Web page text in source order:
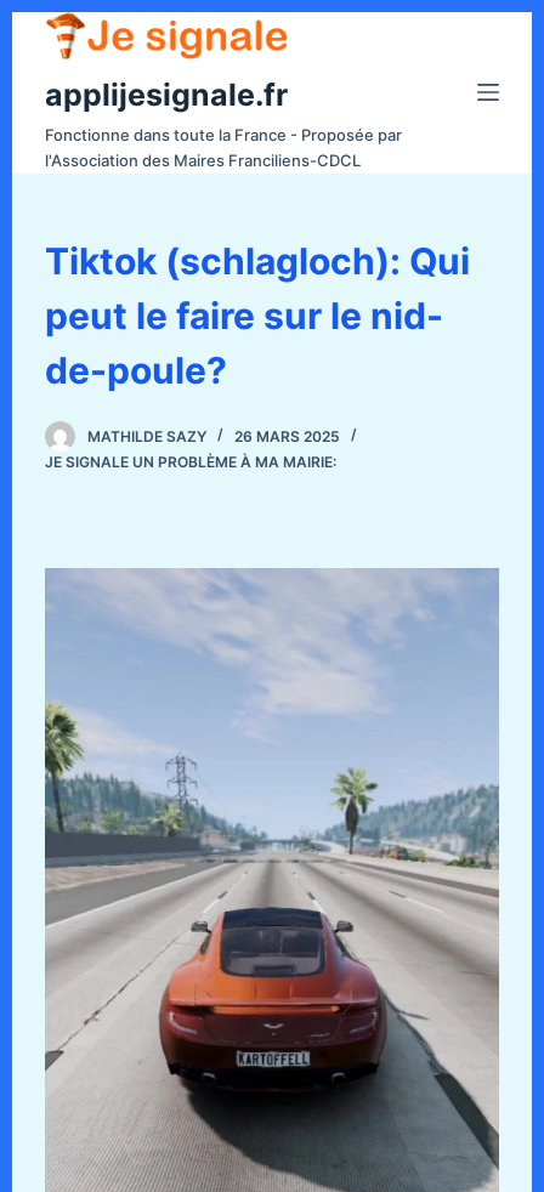
applijesignale.fr
Fonctionne dans toute la France - Proposée par
l'Association des Maires Franciliens-CDCL
Tiktok (schlagloch): Qui
peut le faire sur le nid-
de-poule?
MATHILDE SAZY
26 MARS 2025
JE SIGNALE UN PROBLÈME À MA MAIRIE: